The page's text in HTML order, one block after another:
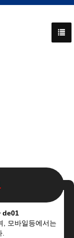
de01
, 모바일등에서는
.